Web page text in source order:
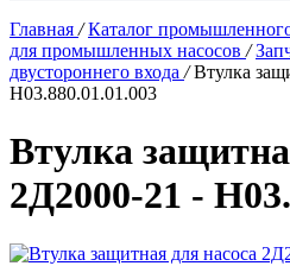
Главная / Каталог
для промышленных насосов /
двустороннего входа / Втулка
Н03.880.01.01.003
Втулка
2Д2000-21 -